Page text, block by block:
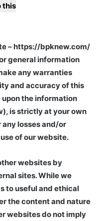
this
– https://bpknew.com/
general information
any warranties
and accuracy of this
the information
is strictly at your own
losses and/or
of our website.
websites by
sites. While we
to useful and ethical
the content and nature
websites do not imply